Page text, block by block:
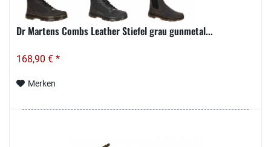
Dr Martens Combs Leather Stiefel grau gunmetal...
168,90 € *
Merken